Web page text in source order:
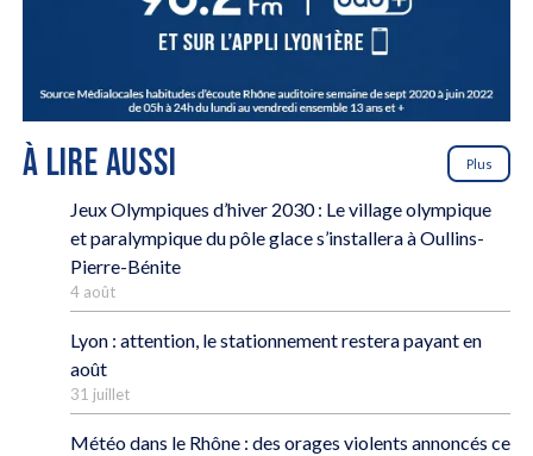
À LIRE AUSSI Plus
Jeux Olympiques d’hiver 2030 : Le village olympique
et paralympique du pôle glace s’installera à Oullins-
Pierre-Bénite
4 août
Lyon : attention, le stationnement restera payant en
août
31 juillet
Météo dans le Rhône : des orages violents annoncés ce